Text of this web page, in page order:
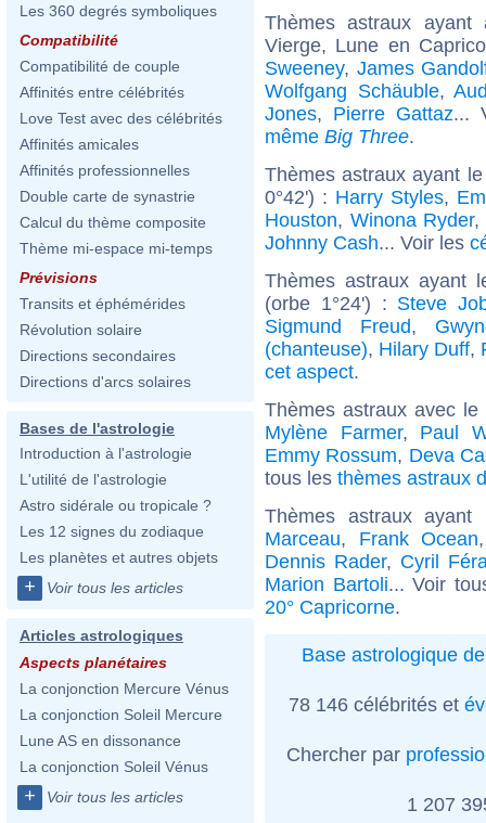
Les 360 degrés symboliques
Compatibilité
Compatibilité de couple
Affinités entre célébrités
Love Test avec des célébrités
Affinités amicales
Affinités professionnelles
Double carte de synastrie
Calcul du thème composite
Thème mi-espace mi-temps
Prévisions
Transits et éphémérides
Révolution solaire
Directions secondaires
Directions d'arcs solaires
Bases de l'astrologie
Introduction à l'astrologie
L'utilité de l'astrologie
Astro sidérale ou tropicale ?
Les 12 signes du zodiaque
Les planètes et autres objets
+ Voir tous les articles
Articles astrologiques
Aspects planétaires
La conjonction Mercure Vénus
La conjonction Soleil Mercure
Lune AS en dissonance
La conjonction Soleil Vénus
+ Voir tous les articles
Thèmes astraux
Vierge, Lune en
Sweeney, James
Wolfgang Schäuble,
Jones, Pierre Gattaz...
même Big Three.
Thèmes astraux ayant
0°42') : Harry Styles,
Houston, Winona Ryder,
Johnny Cash... Voir les
Thèmes astraux ayant
(orbe 1°24') : Steve
Sigmund Freud,
(chanteuse), Hilary Duff,
cet aspect.
Thèmes astraux avec
Mylène Farmer, Paul
Emmy Rossum, Deva
tous les thèmes astraux
Thèmes astraux
Marceau, Frank Ocean
Dennis Rader, Cyril
Marion Bartoli... Voir
20° Capricorne.
Base astrologique
78 146 célébrités et
Chercher par
1 207